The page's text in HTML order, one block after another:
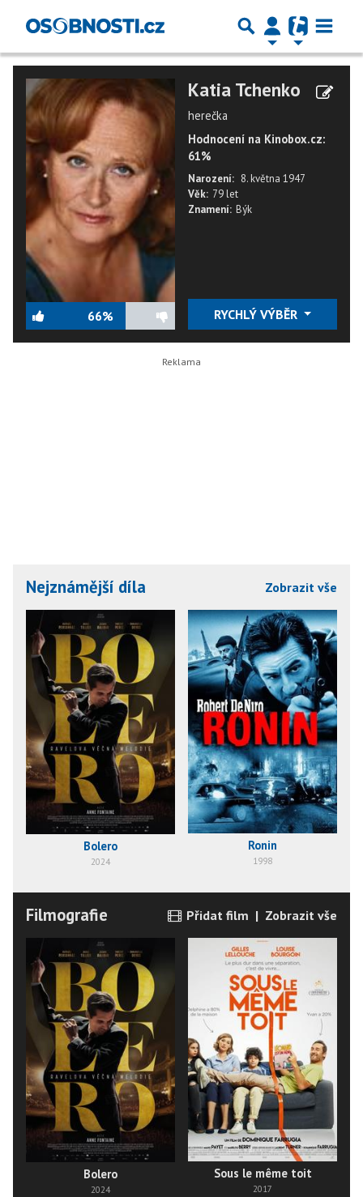
66%
Katia Tchenko
herečka
Hodnocení na Kinobox.cz:
61%
Narození: 8. května 1947
Věk: 79 let
Znamení: Býk
RYCHLÝ VÝBĚR
Nejznámější díla Zobrazit vše
Bolero
2024
Ronin
1998
Filmografie Přidat film | Zobrazit vše
Bolero
2024
Sous le même toit
2017